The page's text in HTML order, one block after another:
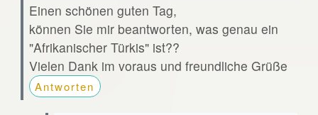
Einen schönen guten Tag,
können Sie mir beantworten, was genau ein
"Afrikanischer Türkis" ist??
Vielen Dank im voraus und freundliche Grüße
Antworten